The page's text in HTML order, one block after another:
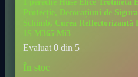
1 pereche Huse Elice Trotinetă
Protecție, Decorațiuni de
Schimb, Curea
1S M365 Mi3
Evaluat 0 din 5
În stoc